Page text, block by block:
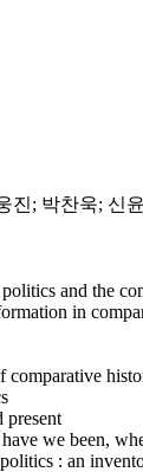
진; 박찬욱; 신
and the
in
comparative
present
we been,
: an